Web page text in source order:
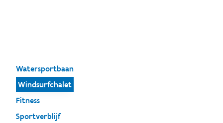
Watersportbaan
Windsurfchalet
Fitness
Sportverblijf